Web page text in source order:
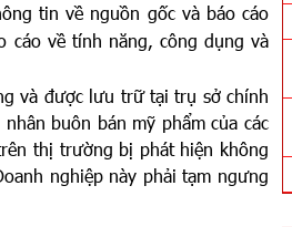
tin về nguồn gốc và báo cáo
cáo về tính năng, công dụng và
và được lưu trữ tại trụ sở chính
buôn bán mỹ phẩm của các
thị trường bị phát hiện không
nghiệp này phải tạm ngưng